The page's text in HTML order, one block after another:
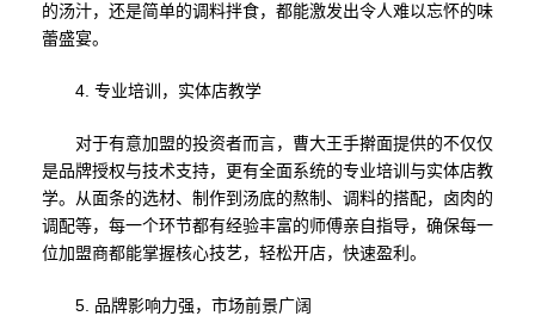
的汤汁，还是简单的调料拌食，都能激发出令人难以忘怀的味
蕾盛宴。
4. 专业培训，实体店教学
对于有意加盟的投资者而言，曹大王手擀面提供的不仅仅
是品牌授权与技术支持，更有全面系统的专业培训与实体店教
学。从面条的选材、制作到汤底的熬制、调料的搭配，卤肉的
调配等，每一个环节都有经验丰富的师傅亲自指导，确保每一
位加盟商都能掌握核心技艺，轻松开店，快速盈利。
5. 品牌影响力强，市场前景广阔